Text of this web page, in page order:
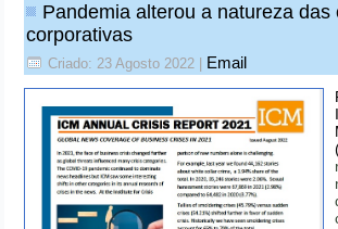
Pandemia alterou a natureza das
corporativas
Criado: 23 Agosto 2022 Email